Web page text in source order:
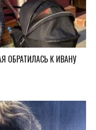
ОБРАТИЛАСЬ К ИВАНУ